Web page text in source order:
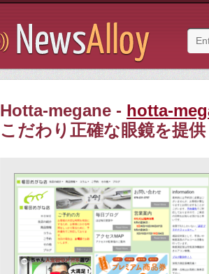
Hotta-megane - hotta-
こだわり正確な眼鏡を提供